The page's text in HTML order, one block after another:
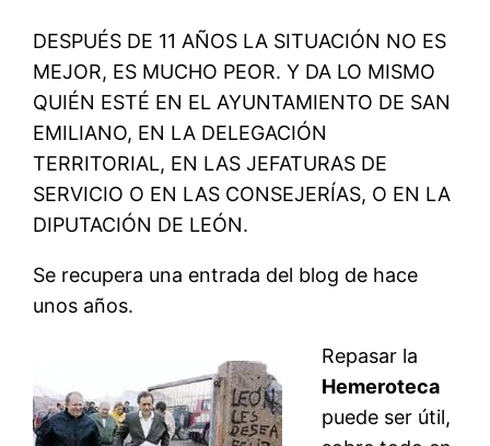
DESPUÉS DE 11 AÑOS LA SITUACIÓN NO ES
MEJOR, ES MUCHO PEOR. Y DA LO MISMO
QUIÉN ESTÉ EN EL AYUNTAMIENTO DE SAN
EMILIANO, EN LA DELEGACIÓN
TERRITORIAL, EN LAS JEFATURAS DE
SERVICIO O EN LAS CONSEJERÍAS, O EN LA
DIPUTACIÓN DE LEÓN.
Se recupera una entrada del blog de hace
unos años.
Repasar la
Hemeroteca
puede ser útil,